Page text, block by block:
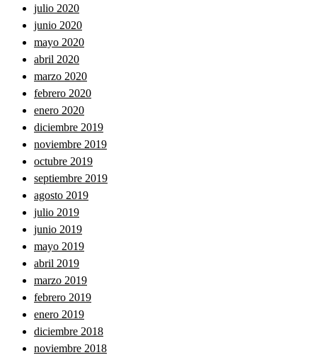
julio 2020
junio 2020
mayo 2020
abril 2020
marzo 2020
febrero 2020
enero 2020
diciembre 2019
noviembre 2019
octubre 2019
septiembre 2019
agosto 2019
julio 2019
junio 2019
mayo 2019
abril 2019
marzo 2019
febrero 2019
enero 2019
diciembre 2018
noviembre 2018